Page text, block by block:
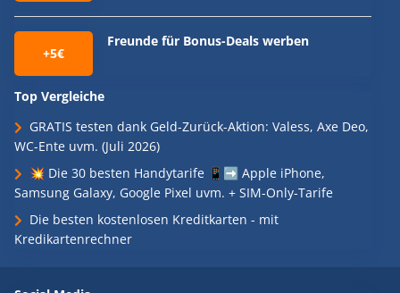
+5€
Freunde für Bonus-Deals werben
Top Vergleiche
GRATIS testen dank Geld-Zurück-Aktion: Valess, Axe Deo,
WC-Ente uvm. (Juli 2026)
💥 Die 30 besten Handytarife 📱➡️ Apple iPhone,
Samsung Galaxy, Google Pixel uvm. + SIM-Only-Tarife
Die besten kostenlosen Kreditkarten - mit
Kredikartenrechner